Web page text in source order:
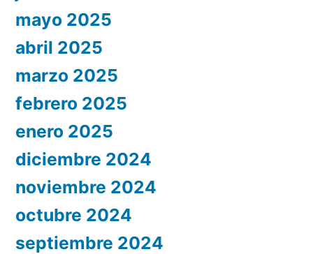
mayo 2025
abril 2025
marzo 2025
febrero 2025
enero 2025
diciembre 2024
noviembre 2024
octubre 2024
septiembre 2024